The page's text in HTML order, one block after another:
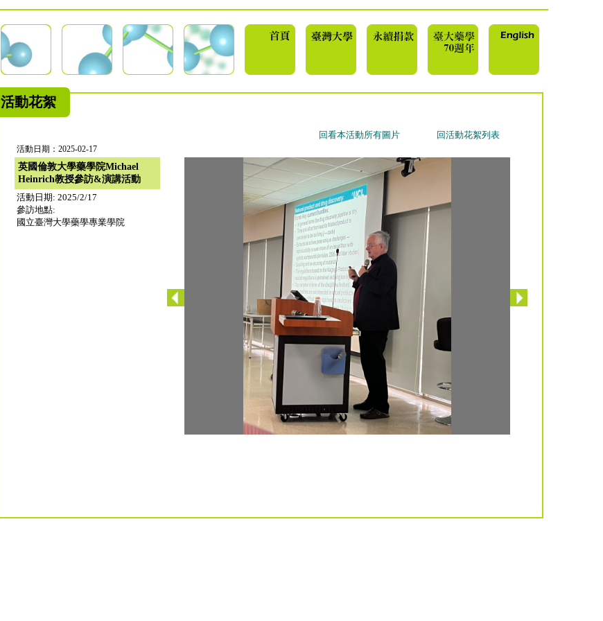
活動花絮
回看本活動所有圖片 回活動花絮列表
活動日期：2025-02-17
英國倫敦大學藥學院Michael
Heinrich教授參訪&演講活動
活動日期: 2025/2/17
參訪地點:
國立臺灣大學藥學專業學院